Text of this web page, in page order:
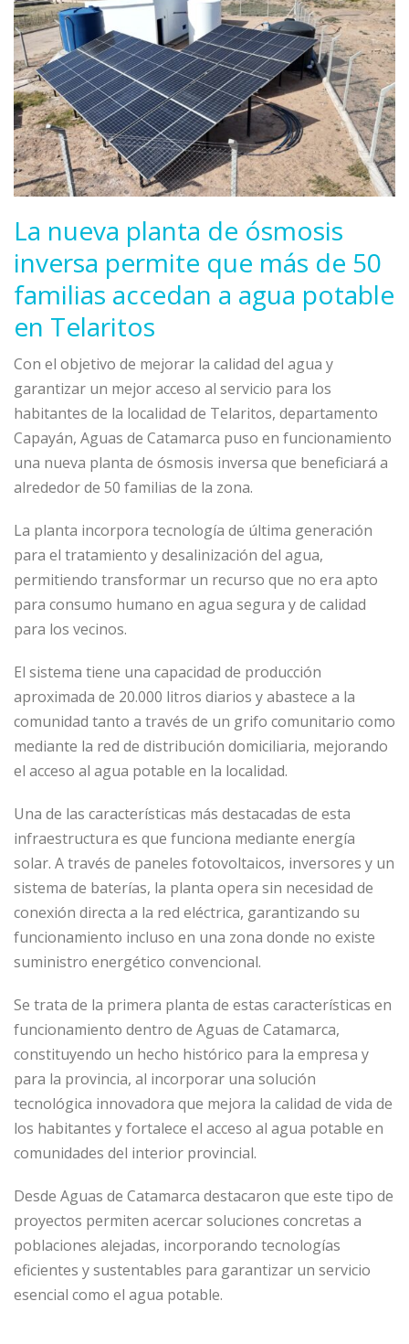
La nueva planta de ósmosis
inversa permite que más de 50
familias accedan a agua potable
en Telaritos
Con el objetivo de mejorar la calidad del agua y
garantizar un mejor acceso al servicio para los
habitantes de la localidad de Telaritos, departamento
Capayán, Aguas de Catamarca puso en funcionamiento
una nueva planta de ósmosis inversa que beneficiará a
alrededor de 50 familias de la zona.
La planta incorpora tecnología de última generación
para el tratamiento y desalinización del agua,
permitiendo transformar un recurso que no era apto
para consumo humano en agua segura y de calidad
para los vecinos.
El sistema tiene una capacidad de producción
aproximada de 20.000 litros diarios y abastece a la
comunidad tanto a través de un grifo comunitario como
mediante la red de distribución domiciliaria, mejorando
el acceso al agua potable en la localidad.
Una de las características más destacadas de esta
infraestructura es que funciona mediante energía
solar. A través de paneles fotovoltaicos, inversores y un
sistema de baterías, la planta opera sin necesidad de
conexión directa a la red eléctrica, garantizando su
funcionamiento incluso en una zona donde no existe
suministro energético convencional.
Se trata de la primera planta de estas características en
funcionamiento dentro de Aguas de Catamarca,
constituyendo un hecho histórico para la empresa y
para la provincia, al incorporar una solución
tecnológica innovadora que mejora la calidad de vida de
los habitantes y fortalece el acceso al agua potable en
comunidades del interior provincial.
Desde Aguas de Catamarca destacaron que este tipo de
proyectos permiten acercar soluciones concretas a
poblaciones alejadas, incorporando tecnologías
eficientes y sustentables para garantizar un servicio
esencial como el agua potable.